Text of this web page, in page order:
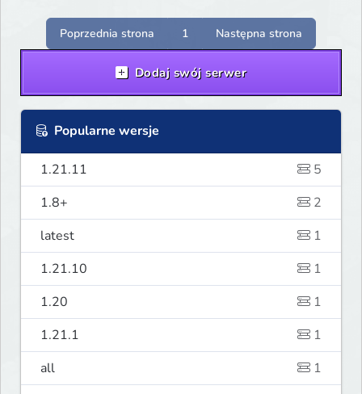
Poprzednia strona 1 Następna strona
Dodaj swój serwer
Popularne wersje
1.21.11
5
1.8+
2
latest
1
1.21.10
1
1.20
1
1.21.1
1
all
1